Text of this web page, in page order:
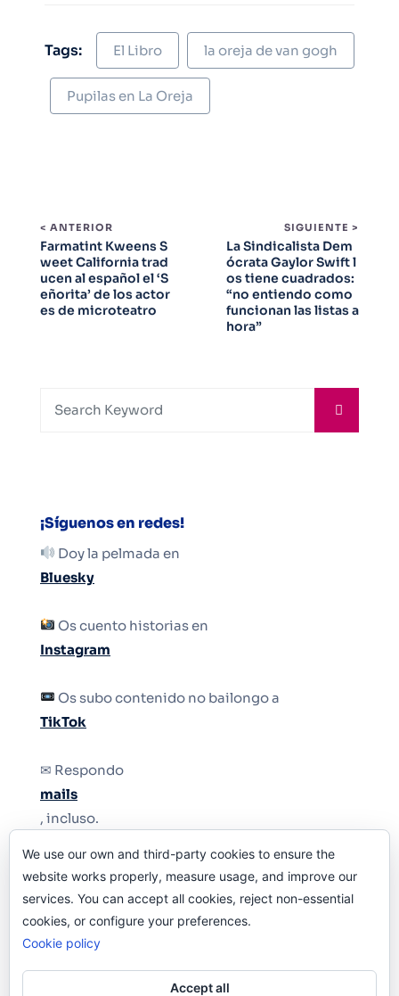
Tags: El Libro la oreja de van gogh
Pupilas en La Oreja
< ANTERIOR
Farmatint Kweens S
weet California trad
ucen al español el ‘S
eñorita’ de los actor
es de microteatro
SIGUIENTE >
La Sindicalista Dem
ócrata Gaylor Swift l
os tiene cuadrados:
“no entiendo como
funcionan las listas a
hora”
¡Síguenos en redes!
Doy la pelmada en
Bluesky
Os cuento historias en
Instagram
Os subo contenido no bailongo a
TikTok
✉ Respondo
mails
, incluso.
Y si una persona no puede tener teléfono, que
le quiten el teléfono.
We use our own and third-party cookies to ensure the
website works properly, measure usage, and improve our
services. You can accept all cookies, reject non-essential
cookies, or configure your preferences.
Cookie policy
Accept all